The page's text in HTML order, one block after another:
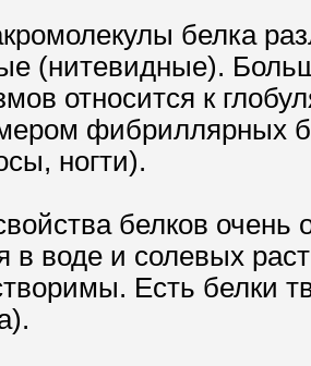
белка
(нитевидные).
относится к
фибриллярных
ногти).
белков очень
в воде и солевых
Есть белки